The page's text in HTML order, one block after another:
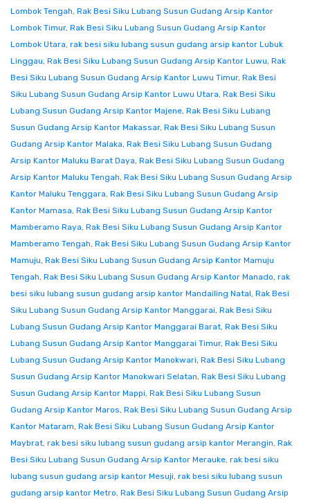
Lombok Tengah, Rak Besi Siku Lubang Susun Gudang Arsip Kantor
Lombok Timur, Rak Besi Siku Lubang Susun Gudang Arsip Kantor
Lombok Utara, rak besi siku lubang susun gudang arsip kantor Lubuk
Linggau, Rak Besi Siku Lubang Susun Gudang Arsip Kantor Luwu, Rak
Besi Siku Lubang Susun Gudang Arsip Kantor Luwu Timur, Rak Besi
Siku Lubang Susun Gudang Arsip Kantor Luwu Utara, Rak Besi Siku
Lubang Susun Gudang Arsip Kantor Majene, Rak Besi Siku Lubang
Susun Gudang Arsip Kantor Makassar, Rak Besi Siku Lubang Susun
Gudang Arsip Kantor Malaka, Rak Besi Siku Lubang Susun Gudang
Arsip Kantor Maluku Barat Daya, Rak Besi Siku Lubang Susun Gudang
Arsip Kantor Maluku Tengah, Rak Besi Siku Lubang Susun Gudang Arsip
Kantor Maluku Tenggara, Rak Besi Siku Lubang Susun Gudang Arsip
Kantor Mamasa, Rak Besi Siku Lubang Susun Gudang Arsip Kantor
Mamberamo Raya, Rak Besi Siku Lubang Susun Gudang Arsip Kantor
Mamberamo Tengah, Rak Besi Siku Lubang Susun Gudang Arsip Kantor
Mamuju, Rak Besi Siku Lubang Susun Gudang Arsip Kantor Mamuju
Tengah, Rak Besi Siku Lubang Susun Gudang Arsip Kantor Manado, rak
besi siku lubang susun gudang arsip kantor Mandailing Natal, Rak Besi
Siku Lubang Susun Gudang Arsip Kantor Manggarai, Rak Besi Siku
Lubang Susun Gudang Arsip Kantor Manggarai Barat, Rak Besi Siku
Lubang Susun Gudang Arsip Kantor Manggarai Timur, Rak Besi Siku
Lubang Susun Gudang Arsip Kantor Manokwari, Rak Besi Siku Lubang
Susun Gudang Arsip Kantor Manokwari Selatan, Rak Besi Siku Lubang
Susun Gudang Arsip Kantor Mappi, Rak Besi Siku Lubang Susun
Gudang Arsip Kantor Maros, Rak Besi Siku Lubang Susun Gudang Arsip
Kantor Mataram, Rak Besi Siku Lubang Susun Gudang Arsip Kantor
Maybrat, rak besi siku lubang susun gudang arsip kantor Merangin, Rak
Besi Siku Lubang Susun Gudang Arsip Kantor Merauke, rak besi siku
lubang susun gudang arsip kantor Mesuji, rak besi siku lubang susun
gudang arsip kantor Metro, Rak Besi Siku Lubang Susun Gudang Arsip